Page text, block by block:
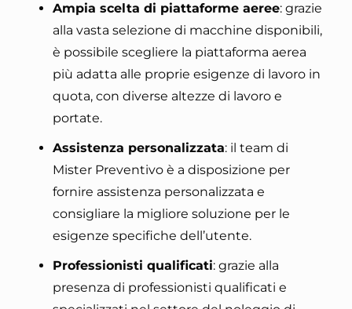
Ampia scelta di piattaforme aeree: grazie
alla vasta selezione di macchine disponibili,
è possibile scegliere la piattaforma aerea
più adatta alle proprie esigenze di lavoro in
quota, con diverse altezze di lavoro e
portate.
Assistenza personalizzata: il team di
Mister Preventivo è a disposizione per
fornire assistenza personalizzata e
consigliare la migliore soluzione per le
esigenze specifiche dell’utente.
Professionisti qualificati: grazie alla
presenza di professionisti qualificati e